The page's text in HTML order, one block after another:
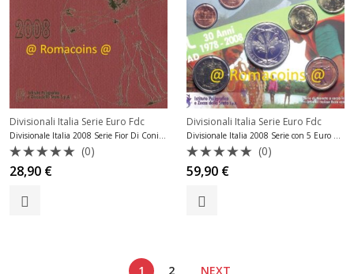
Divisionali Italia Serie Euro Fdc
Divisionale Italia 2008 Serie Fior Di Conio Fdc
Valutato
0
su
(0)
28,90 €
Divisionali Italia Serie Euro Fdc
Divisionale Italia 2008 Serie con 5 Euro Argento Fdc
Valutato
0
su
(0)
59,90 €
1 2 NEXT